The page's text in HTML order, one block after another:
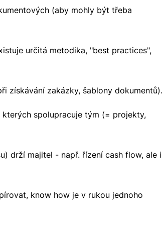
(aby mohly být třeba
určitá metodika, "best practices",
získávání zakázky, šablony dokumentů).
spolupracuje tým (= projekty,
drží majitel - např. řízení cash flow, ale i
know how je v rukou jednoho